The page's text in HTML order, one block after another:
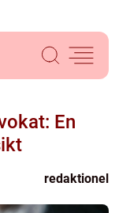
En
redaktionel